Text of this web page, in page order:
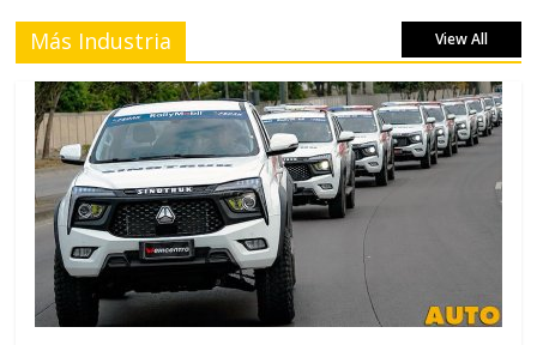
Más Industria View All